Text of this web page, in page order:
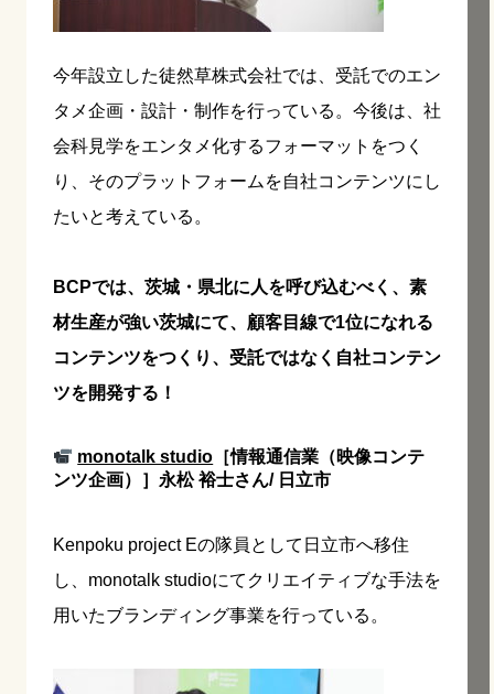
今年設立した徒然草株式会社では、受託でのエン
タメ企画・設計・制作を行っている。今後は、社
会科見学をエンタメ化するフォーマットをつく
り、そのプラットフォームを自社コンテンツにし
たいと考えている。
BCPでは、茨城・県北に人を呼び込むべく、素
材生産が強い茨城にて、顧客目線で1位になれる
コンテンツをつくり、受託ではなく自社コンテン
ツを開発する！
monotalk studio ［情報通信業（映像コンテ
ンツ企画）］永松 裕士さん/ 日立市
Kenpoku project Eの隊員として日立市へ移住
し、monotalk studioにてクリエイティブな手法を
用いたブランディング事業を行っている。